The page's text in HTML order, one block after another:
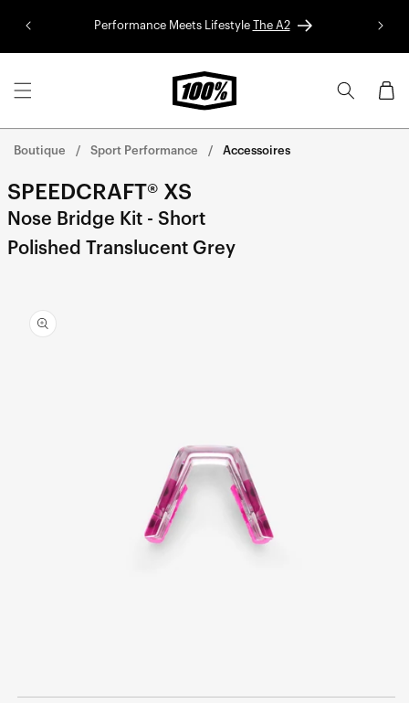
contenu
Performance Meets Lifestyle The A2
Panier
Boutique Sport Performance Accessoires
SPEEDCRAFT® XS
Nose Bridge Kit - Short
Polished Translucent Grey
informations
sur le
le